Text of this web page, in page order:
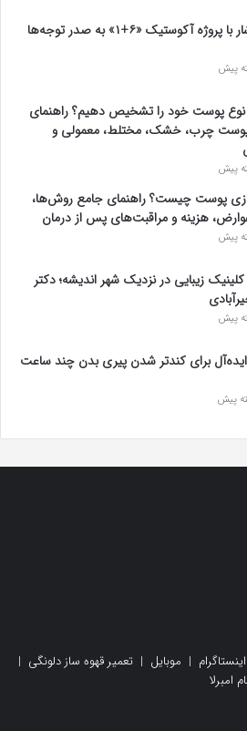
ابرو یاشار با پروژه آکوستیک «۶+۱» به صدر توجه‌ها
پوست خود را تشخیص دهیم؟ راهنمای
چرب، خشک، مختلط، معمولی و
پوست چیست؟ راهنمای جامع روش‌ها،
عوارض، هزینه و مراقبت‌های پس از درمان
کلینیک زیبایی در نزدیک شهر اندیشه؛ دکتر
برای کندتر شدن پیری بدن چند ساعت
| موبایل | تعمیر قهوه ساز دلونگی |
امبرلا